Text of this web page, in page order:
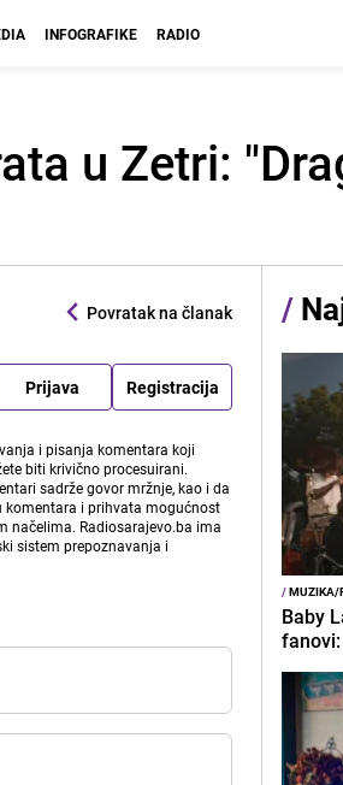
INFOGRAFIKE RADIO
u Zetri:
Povratak na članak
Prijava Registracija
i pisanja komentara koji
biti krivično procesuirani.
sadrže govor mržnje, kao i da
komentara i prihvata mogućnost
načelima. Radiosarajevo.ba ima
sistem prepoznavanja i
/
/MUZIKA/
Baby